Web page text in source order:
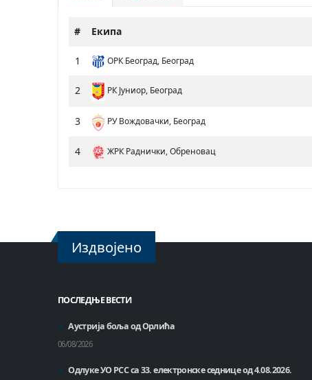
# Екипа
1 ОРК Београд, Београд
2 РК Јуниор, Београд
3 РУ Вождовачки, Београд
4 ЖРК Раднички, Обреновац
Издвојено
ПОСЛЕДЊЕ ВЕСТИ
Аустрија боља од Орлића
06/08/2026
Одлуке УО РСС са 33. електронске седнице од 4.08.2026.